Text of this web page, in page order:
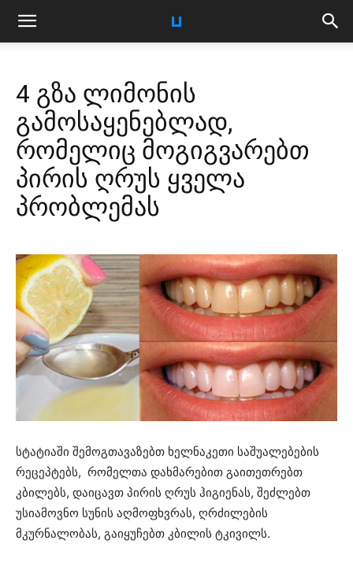
4 გზა ლიმონის
გამოსაყენებლად,
რომელიც მოგიგვარებთ
პირის ღრუს ყველა
პრობლემას
სტატიაში შემოგთავაზებთ ხელნაკეთი საშუალებების
რეცეპტებს, რომელთა დახმარებით გაითეთრებთ
კბილებს, დაიცავთ პირის ღრუს ჰიგიენას, შეძლებთ
უსიამოვნო სუნის აღმოფხვრას, ღრძილების
მკურნალობას, გაიყუჩებთ კბილის ტკივილს.